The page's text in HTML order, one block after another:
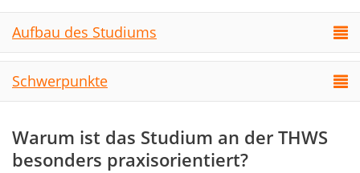
Aufbau des Studiums
Schwerpunkte
Warum ist das Studium an der THWS
besonders praxisorientiert?